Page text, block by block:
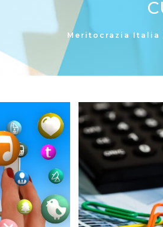
Meritocrazia Italia